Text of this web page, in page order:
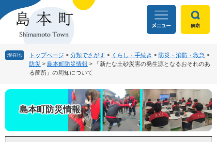
ー
ニ
現在地 トップページ > 分類でさがす > くらし・手続き > 防災・消防・救急 >
防災 > 島本町防災情報 >
「新たな土砂災害の発生源となるおそれのあ
る箇所」の周知について
島本町防災情報